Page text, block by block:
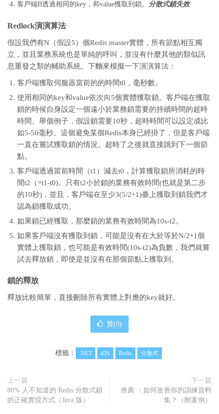
客戶端B透過相同的key，和value獲取到鎖。 分散式鎖失效
Redlock演演算法
假設我們有N（假設5）個Redis master實體，所有節點相互獨
立，並且業務系統也是單純的呼叫，並沒有什麼其他的類似訊
息重發之類的輔助系統。下麵來模擬一下演演算法：
客戶端獲取伺服器當前的的時間t0，毫秒數。
使用相同的key和value依次向5個實體獲取鎖。客戶端在獲取
鎖的時候自身設定一個遠小於業務鎖需要的持續時間的超時
時間。舉個例子，假設鎖需要10秒，超時時間可以設定成比
如5-50毫秒。這個避免某個Redis本身已經掛了，但是客戶端
一直在嘗試獲取鎖的情況。超時了之後就直接跳到下一個節
點。
客戶端透過當前時間（t1）減去t0，計算獲取鎖所消耗的時
間t2（=t1-t0)。只有t2小於鎖的業務有效時間(也就是第二步
的10秒)，並且，客戶端在至少3(5/2+1)臺上獲取到鎖我們才
認為鎖獲取成功。
如果鎖已經獲取，那麼鎖的業務有效時間為10s-t2。
如果客戶端沒有獲取到鎖，可能是沒有在大於等於N/2+1個
實體上獲取鎖，也可能是有效時間(10s-t2)為負數，我們就嘗
試去釋放鎖，即使是並沒有在那個節點上獲取到。
鎖的釋放
釋放比較簡單，直接刪除所有實體上對應的key就好。
贊(0)
標籤： .NET iOS Redis 分散式
上一篇
80% 人不知道的 Redis 分散式鎖
的正確實現方式（Java 版）
下一篇
推薦 ：如何改善你的訓練資料
集？（附案例）